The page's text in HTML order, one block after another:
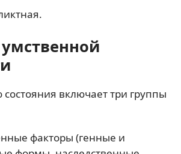
состояния включает три группы
факторы (генные и